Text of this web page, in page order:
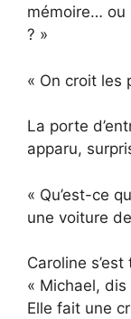
mémoire… ou
? »
« On croit les
La porte
apparu,
« Qu’est-ce
une voiture
Caroline
« Michael,
Elle fait une